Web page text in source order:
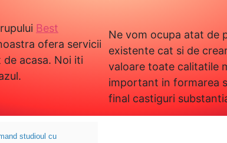
Best
ofera servicii
acasa. Noi iti
Ne vom ocupa atat de
existente cat si de
valoare toate calitatile
important in formarea
final castiguri
studioul cu